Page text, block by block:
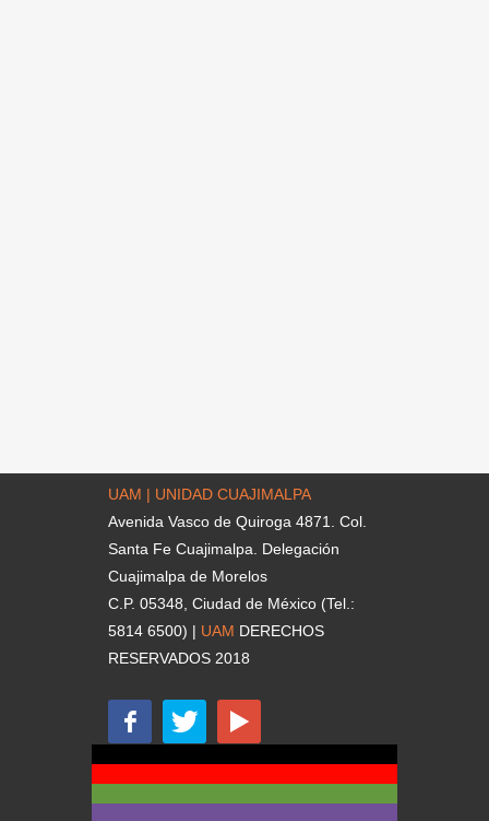
UAM | UNIDAD CUAJIMALPA
Avenida Vasco de Quiroga 4871. Col.
Santa Fe Cuajimalpa. Delegación
Cuajimalpa de Morelos
C.P. 05348, Ciudad de México (Tel.:
5814 6500) | UAM DERECHOS
RESERVADOS 2018